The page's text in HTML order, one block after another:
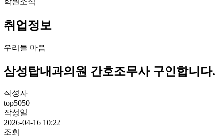
취업정보
우리들 마음
삼성탑내과의원 간호조무사 구인합니다.
작성자
top5050
작성일
2026-04-16 10:22
조회